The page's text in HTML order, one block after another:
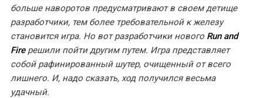
больше наворотов предусматривают в своем детище
разработчики, тем более требовательной к железу
становится игра. Но вот разработчики нового Run and
Fireрешили пойти другим путем. Игра представляет
собой рафинированный шутер, очищенный от всего
лишнего. И, надо сказать, ход получился весьма
удачный.